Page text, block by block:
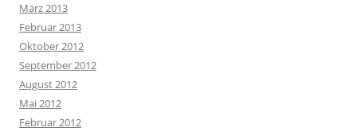
März 2013
Februar 2013
Oktober 2012
September 2012
August 2012
Mai 2012
Februar 2012